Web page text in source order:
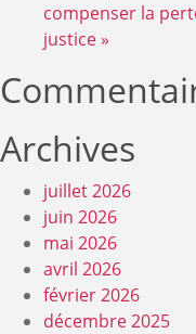
compenser la
justice »
Archives
juillet 2026
juin 2026
mai 2026
avril 2026
février 2026
décembre 2025